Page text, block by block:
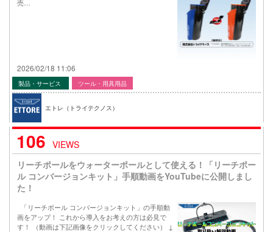
売…
2026/02/18 11:06
製品・サービス ツール・用具用品
エトレ（トライテクノス）
106 VIEWS
リーチポールをウォーターポールとして使える！「リーチポー
ル コンバージョンキット」手順動画をYouTubeに公開しまし
た！
「リーチポール コンバージョンキット」の手順動
画をアップ！ これから導入をお考えの方は必見で
す！ （動画は下記画像をクリックしてください） ↓